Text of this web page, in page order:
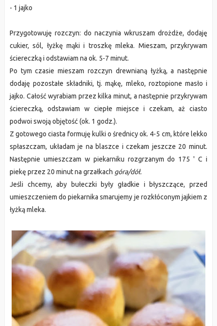
- 1 jajko
Przygotowuję rozczyn: do naczynia wkruszam drożdże, dodaję
cukier, sól, łyżkę mąki i troszkę mleka. Mieszam, przykrywam
ściereczką i odstawiam na ok. 5-7 minut.
Po tym czasie mieszam rozczyn drewnianą łyżką, a następnie
dodaję pozostałe składniki, tj. mąkę, mleko, roztopione masło i
jajko. Całość wyrabiam przez kilka minut, a następnie przykrywam
ściereczką, odstawiam w ciepłe miejsce i czekam, aż ciasto
podwoi swoją objętość (ok. 1 godz.).
Z gotowego ciasta formuję kulki o średnicy ok. 4-5 cm, które lekko
spłaszczam, układam je na blaszce i czekam jeszcze 20 minut.
Następnie umieszczam w piekarniku rozgrzanym do 175 ' C i
piekę przez 20 minut na grzałkach góra/dół.
Jeśli chcemy, aby bułeczki były gładkie i błyszczące, przed
umieszczeniem do piekarnika smarujemy je rozkłóconym jajkiem z
łyżką mleka.